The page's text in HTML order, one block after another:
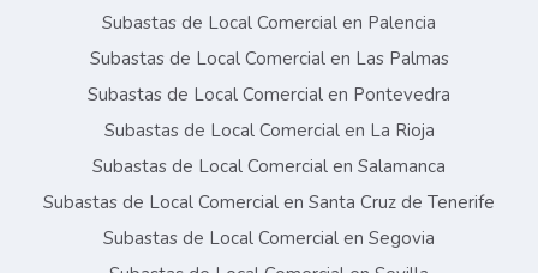
Subastas de Local Comercial en Palencia
Subastas de Local Comercial en Las Palmas
Subastas de Local Comercial en Pontevedra
Subastas de Local Comercial en La Rioja
Subastas de Local Comercial en Salamanca
Subastas de Local Comercial en Santa Cruz de Tenerife
Subastas de Local Comercial en Segovia